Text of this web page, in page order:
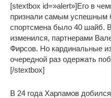
[stextbox id=»alert»]Его в
признали самым успешным
спортсмена было 40 шайб.
изменился, партнерами
Фирсов. Но кардинальные
очередной раз одержать
[/stextbox]
В 24 года Харламов